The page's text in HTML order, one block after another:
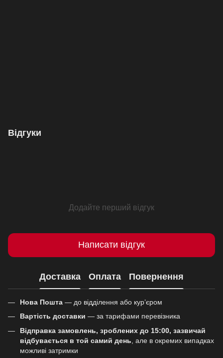
Відгуки
Додайте перший відгук
Написати відгук
Доставка Оплата Повернення
Нова Пошта — до відділення або кур’єром
Вартість доставки — за тарифами перевізника
Відправка замовлень, зроблених до 15:00, зазвичай
відбувається в той самий день , але в окремих випадках
можливі затримки